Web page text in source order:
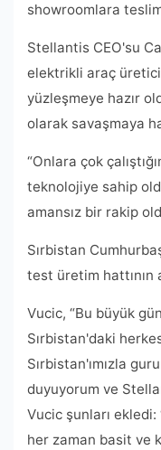
showroomlara
Stellantis CEO'su
elektrikli araç
yüzleşmeye hazır
olarak savaşmaya
“Onlara çok
teknolojiye sahip
amansız bir rakip
Sırbistan
test üretim hattının
Vucic, “Bu büyük
Sırbistan'daki
Sırbistan'ımızla
duyuyorum ve
Vucic şunları
her zaman basit ve